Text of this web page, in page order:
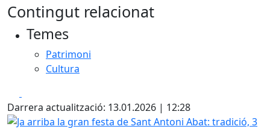
Contingut relacionat
Temes
Patrimoni
Cultura
Darrera actualització: 13.01.2026 | 12:28
Ja arriba la gran festa de Sant Antoni Abat: tradició, 3